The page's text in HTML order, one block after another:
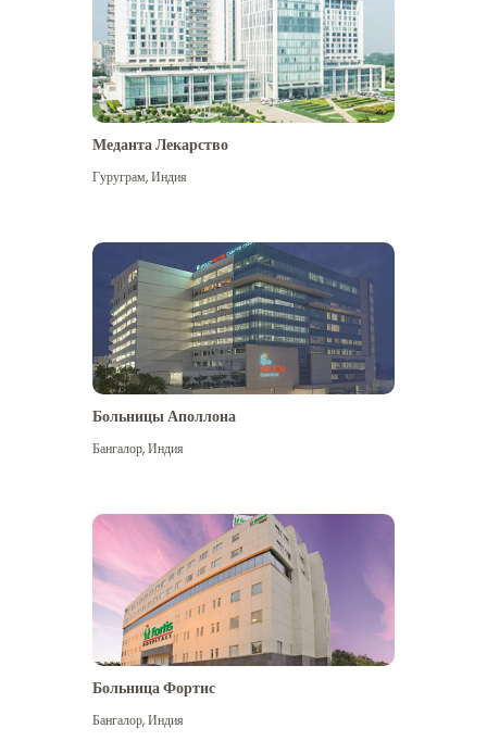
Посмотреть больше
Меданта Лекарство
Гуруграм,Индия
Больницы Аполлона
Бангалор,Индия
Больница Фортис
Бангалор,Индия